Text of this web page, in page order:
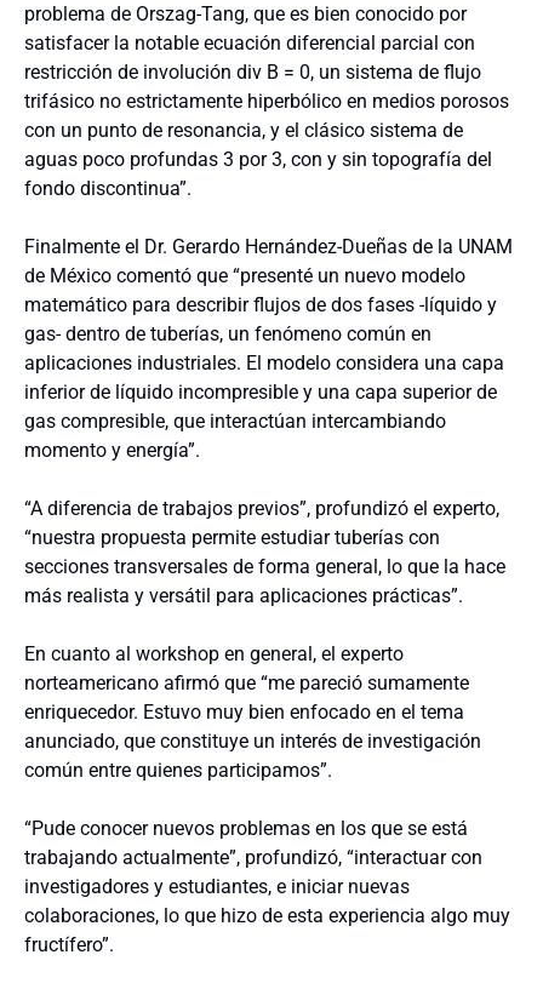
problema de Orszag-Tang, que es bien conocido por
satisfacer la notable ecuación diferencial parcial con
restricción de involución div B = 0, un sistema de flujo
trifásico no estrictamente hiperbólico en medios porosos
con un punto de resonancia, y el clásico sistema de
aguas poco profundas 3 por 3, con y sin topografía del
fondo discontinua”.
Finalmente el Dr. Gerardo Hernández-Dueñas de la UNAM
de México comentó que “presenté un nuevo modelo
matemático para describir flujos de dos fases -líquido y
gas- dentro de tuberías, un fenómeno común en
aplicaciones industriales. El modelo considera una capa
inferior de líquido incompresible y una capa superior de
gas compresible, que interactúan intercambiando
momento y energía”.
“A diferencia de trabajos previos”, profundizó el experto,
“nuestra propuesta permite estudiar tuberías con
secciones transversales de forma general, lo que la hace
más realista y versátil para aplicaciones prácticas”.
En cuanto al workshop en general, el experto
norteamericano afirmó que “me pareció sumamente
enriquecedor. Estuvo muy bien enfocado en el tema
anunciado, que constituye un interés de investigación
común entre quienes participamos”.
“Pude conocer nuevos problemas en los que se está
trabajando actualmente”, profundizó, “interactuar con
investigadores y estudiantes, e iniciar nuevas
colaboraciones, lo que hizo de esta experiencia algo muy
fructífero”.